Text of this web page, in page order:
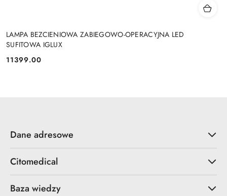
LAMPA BEZCIENIOWA ZABIEGOWO-OPERACYJNA LED
SUFITOWA IGLUX
Cena:
11399.00
Dane adresowe
Citomedical
Baza wiedzy